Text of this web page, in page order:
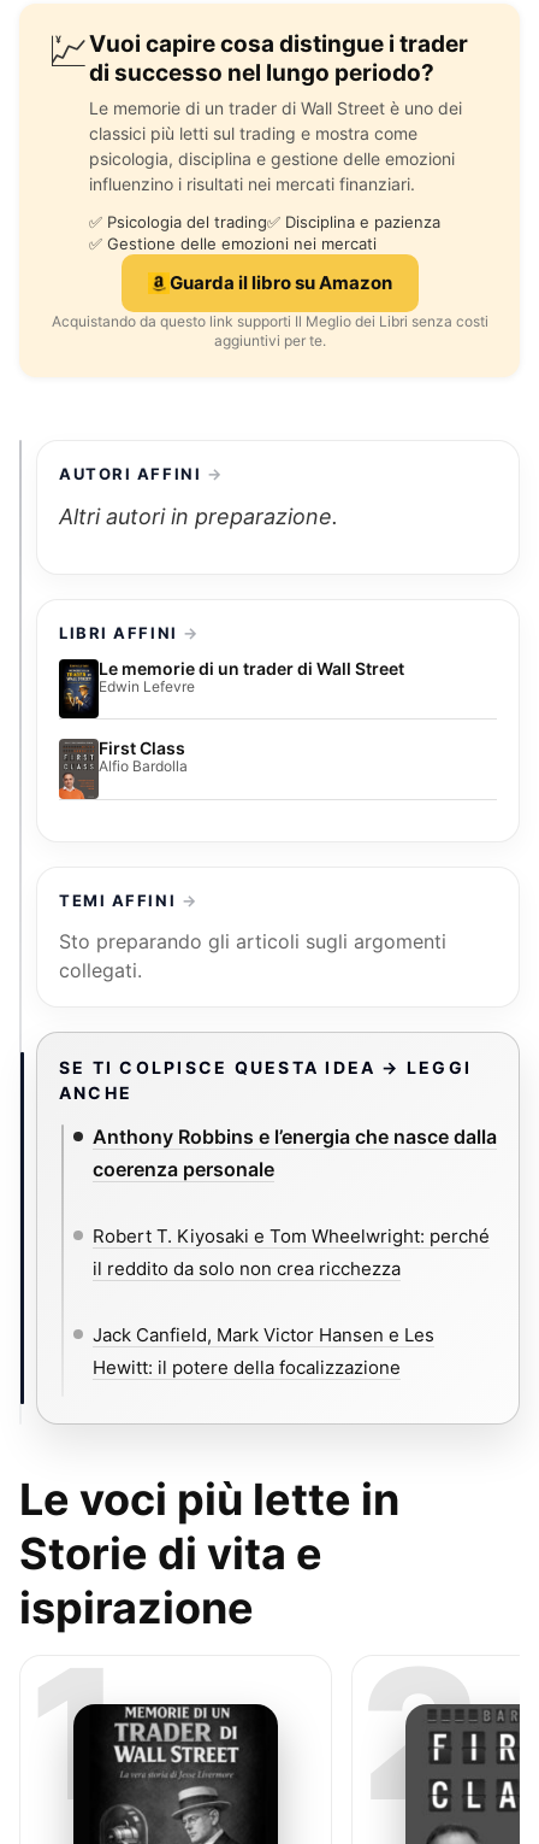
💹Vuoi capire cosa distingue i trader
di successo nel lungo periodo?
Le memorie di un trader di Wall Street è uno dei
classici più letti sul trading e mostra come
psicologia, disciplina e gestione delle emozioni
influenzino i risultati nei mercati finanziari.
✅ Psicologia del trading✅ Disciplina e pazienza
✅ Gestione delle emozioni nei mercati
Guarda il libro su Amazon
Acquistando da questo link supporti Il Meglio dei Libri senza costi
aggiuntivi per te.
AUTORI AFFINI
Altri autori in preparazione.
LIBRI AFFINI
Le memorie di un trader di Wall Street
Edwin Lefevre
First Class
Alfio Bardolla
TEMI AFFINI
Sto preparando gli articoli sugli argomenti
collegati.
SE TI COLPISCE QUESTA IDEA → LEGGI
ANCHE
Anthony Robbins e l’energia che nasce dalla
coerenza personale
Robert T. Kiyosaki e Tom Wheelwright: perché
il reddito da solo non crea ricchezza
Jack Canfield, Mark Victor Hansen e Les
Hewitt: il potere della focalizzazione
Le voci più lette in
Storie di vita e
ispirazione
1 2